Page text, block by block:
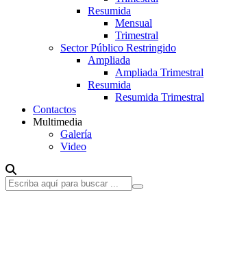
Resumida
Mensual
Trimestral
Sector Público Restringido
Ampliada
Ampliada Trimestral
Resumida
Resumida Trimestral
Contactos
Multimedia
Galería
Video